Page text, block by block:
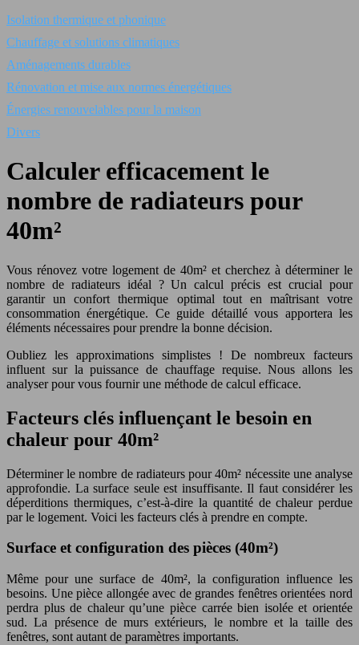
Isolation thermique et phonique
Chauffage et solutions climatiques
Aménagements durables
Rénovation et mise aux normes énergétiques
Énergies renouvelables pour la maison
Divers
Calculer efficacement le
nombre de radiateurs pour
40m²
Vous rénovez votre logement de 40m² et cherchez à déterminer le
nombre de radiateurs idéal ? Un calcul précis est crucial pour
garantir un confort thermique optimal tout en maîtrisant votre
consommation énergétique. Ce guide détaillé vous apportera les
éléments nécessaires pour prendre la bonne décision.
Oubliez les approximations simplistes ! De nombreux facteurs
influent sur la puissance de chauffage requise. Nous allons les
analyser pour vous fournir une méthode de calcul efficace.
Facteurs clés influençant le besoin en
chaleur pour 40m²
Déterminer le nombre de radiateurs pour 40m² nécessite une analyse
approfondie. La surface seule est insuffisante. Il faut considérer les
déperditions thermiques, c’est-à-dire la quantité de chaleur perdue
par le logement. Voici les facteurs clés à prendre en compte.
Surface et configuration des pièces (40m²)
Même pour une surface de 40m², la configuration influence les
besoins. Une pièce allongée avec de grandes fenêtres orientées nord
perdra plus de chaleur qu’une pièce carrée bien isolée et orientée
sud. La présence de murs extérieurs, le nombre et la taille des
fenêtres, sont autant de paramètres importants.